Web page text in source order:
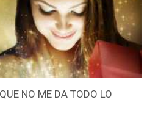
NO ME DA TODO LO